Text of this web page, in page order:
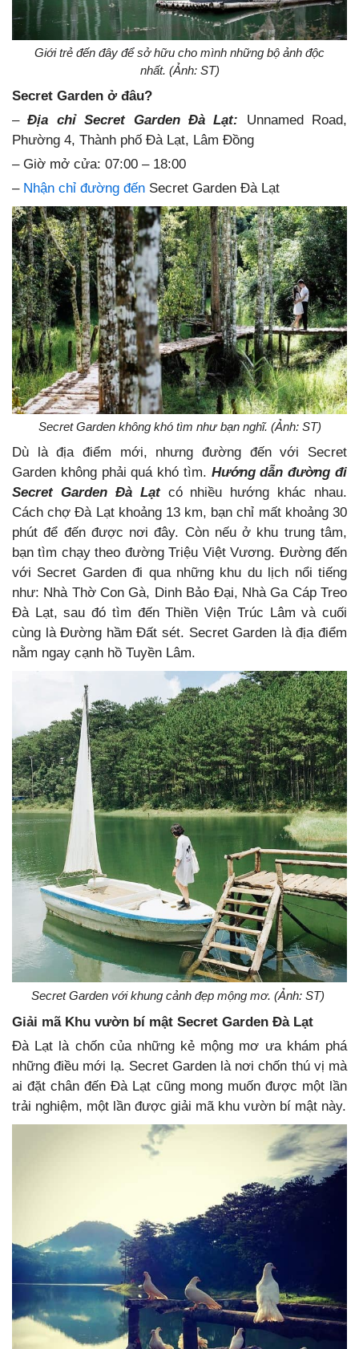
Giới trẻ đến đây để sở hữu cho mình những bộ ảnh độc
nhất. (Ảnh: ST)
Secret Garden ở đâu?
–Địa chỉ Secret Garden Đà Lạt: Unnamed Road,
Phường 4, Thành phố Đà Lạt, Lâm Đồng
– Giờ mở cửa: 07:00 – 18:00
– Nhận chỉ đường đến Secret Garden Đà Lạt
Secret Garden không khó tìm như bạn nghĩ. (Ảnh: ST)
Dù là địa điểm mới, nhưng đường đến với Secret
Garden không phải quá khó tìm. Hướng dẫn đường đi
Secret Garden Đà Lạtcó nhiều hướng khác nhau.
Cách chợ Đà Lạt khoảng 13 km, bạn chỉ mất khoảng 30
phút để đến được nơi đây. Còn nếu ở khu trung tâm,
bạn tìm chạy theo đường Triệu Việt Vương. Đường đến
với Secret Garden đi qua những khu du lịch nổi tiếng
như: Nhà Thờ Con Gà, Dinh Bảo Đại, Nhà Ga Cáp Treo
Đà Lạt, sau đó tìm đến Thiền Viện Trúc Lâm và cuối
cùng là Đường hầm Đất sét. Secret Garden là địa điểm
nằm ngay cạnh hồ Tuyền Lâm.
Secret Garden với khung cảnh đẹp mộng mơ. (Ảnh: ST)
Giải mã Khu vườn bí mật Secret Garden Đà Lạt
Đà Lạt là chốn của những kẻ mộng mơ ưa khám phá
những điều mới lạ. Secret Garden là nơi chốn thú vị mà
ai đặt chân đến Đà Lạt cũng mong muốn được một lần
trải nghiệm, một lần được giải mã khu vườn bí mật này.